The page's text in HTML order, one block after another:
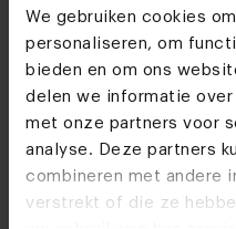
We gebruiken cookies
personaliseren, om
bieden en om ons
delen we informatie
met onze partners voor
analyse. Deze partners
combineren met andere
verstrekt of die ze
In onze woonwinkels
interieuradvies, stof-
designs te bekijken.